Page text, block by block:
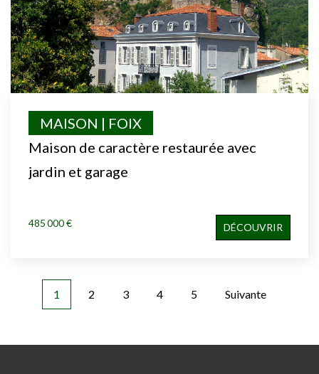
Maison de caractère restaurée avec
jardin et garage
MAISON | FOIX
485 000 € DÉCOUVRIR
1 2 3 4 5 Suivante